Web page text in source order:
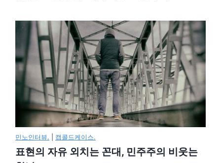
민노인터뷰. 캡콜드케이스.
표현의 자유 외치는 꼰대, 민주주의 비웃는